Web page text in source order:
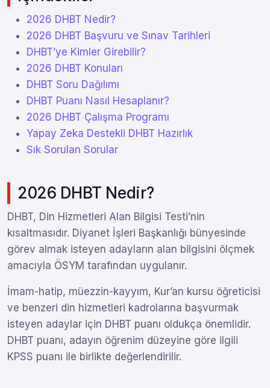
2026 DHBT Nedir?
2026 DHBT Başvuru ve Sınav Tarihleri
DHBT’ye Kimler Girebilir?
2026 DHBT Konuları
DHBT Soru Dağılımı
DHBT Puanı Nasıl Hesaplanır?
2026 DHBT Çalışma Programı
Yapay Zeka Destekli DHBT Hazırlık
Sık Sorulan Sorular
2026 DHBT Nedir?
DHBT, Din Hizmetleri Alan Bilgisi Testi’nin
kısaltmasıdır. Diyanet İşleri Başkanlığı bünyesinde
görev almak isteyen adayların alan bilgisini ölçmek
amacıyla ÖSYM tarafından uygulanır.
İmam-hatip, müezzin-kayyım, Kur’an kursu öğreticisi
ve benzeri din hizmetleri kadrolarına başvurmak
isteyen adaylar için DHBT puanı oldukça önemlidir.
DHBT puanı, adayın öğrenim düzeyine göre ilgili
KPSS puanı ile birlikte değerlendirilir.